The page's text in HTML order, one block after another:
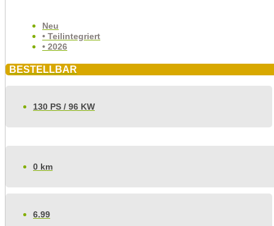
Neu
• Teilintegriert
• 2026
BESTELLBAR
130 PS / 96 KW
0 km
6.99